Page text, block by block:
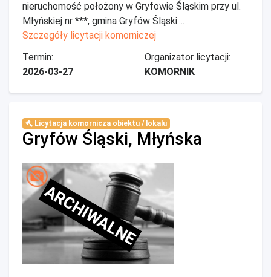
nieruchomość położony w Gryfowie Śląskim przy ul.
Młyńskiej nr ***, gmina Gryfów Śląski....
Szczegóły licytacji komorniczej
Termin:
2026-03-27
Organizator licytacji:
KOMORNIK
Licytacja komornicza obiektu / lokalu
Gryfów Śląski, Młyńska
ARCHIWALNE